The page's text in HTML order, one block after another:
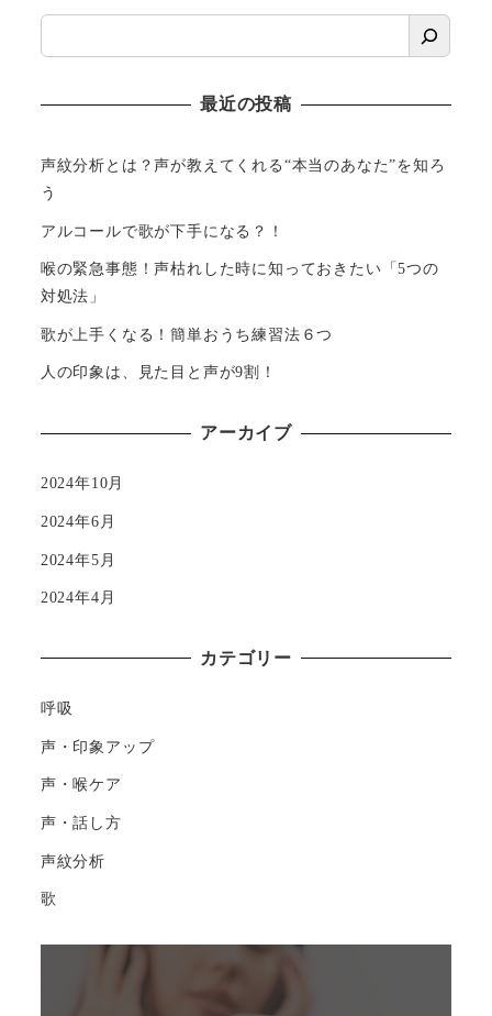
最近の投稿
声紋分析とは？声が教えてくれる“本当のあなた”を知ろ
う
アルコールで歌が下手になる？！
喉の緊急事態！声枯れした時に知っておきたい「5つの
対処法」
歌が上手くなる！簡単おうち練習法６つ
人の印象は、見た目と声が9割！
アーカイブ
2024年10月
2024年6月
2024年5月
2024年4月
カテゴリー
呼吸
声・印象アップ
声・喉ケア
声・話し方
声紋分析
歌